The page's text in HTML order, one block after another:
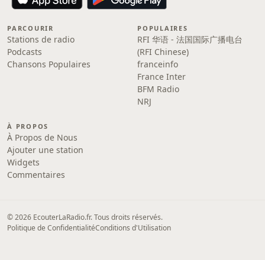
PARCOURIR
Stations de radio
Podcasts
Chansons Populaires
POPULAIRES
RFI 华语 - 法国国际广播电台
(RFI Chinese)
franceinfo
France Inter
BFM Radio
NRJ
À PROPOS
À Propos de Nous
Ajouter une station
Widgets
Commentaires
© 2026 EcouterLaRadio.fr. Tous droits réservés.
Politique de ConfidentialitéConditions d'Utilisation